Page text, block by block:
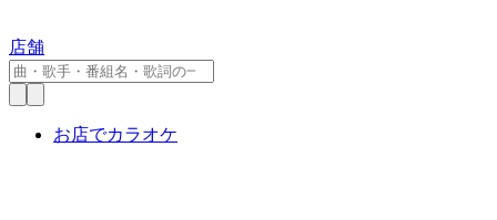
店舗
お店でカラオケ